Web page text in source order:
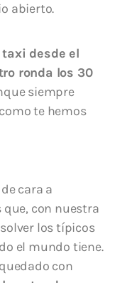
abierto.
desde el
ronda los 30
siempre
te hemos
cara a
que, con nuestra
los típicos
el mundo tiene.
con